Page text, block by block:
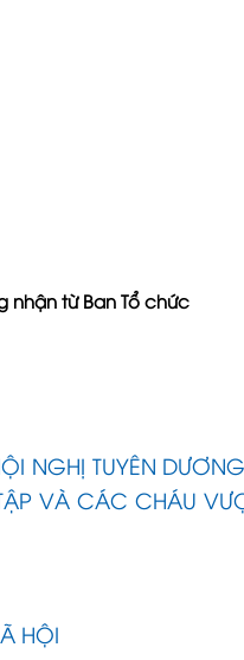
nhận từ Ban Tổ chức
NGHỊ TUYÊN
VÀ CÁC CHÁU
HỘI